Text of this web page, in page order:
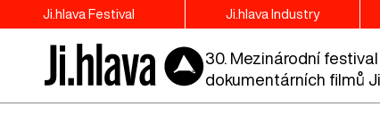
Ji.hlava Festival Ji.hlava Industry
30. Mezinárodní festival
dokumentárních filmů